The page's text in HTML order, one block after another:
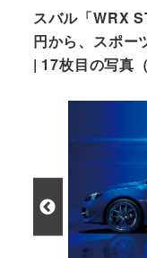
スバル「WRX
円から、スポー
| 17枚目の写真